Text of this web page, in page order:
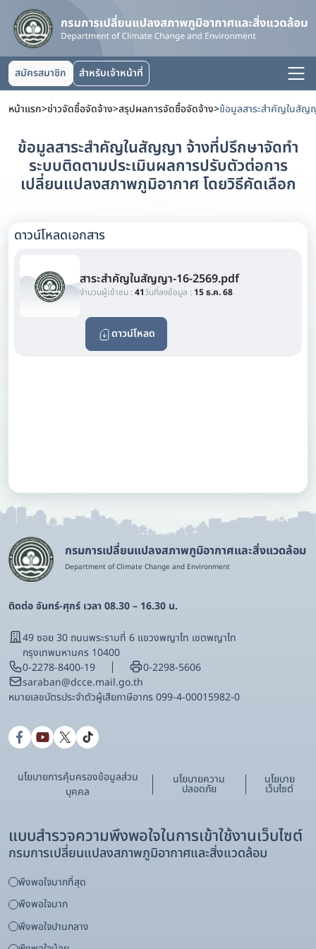
สมัครสมาชิก สำหรับเจ้าหน้าที่
หน้าแรก>ข่าวจัดซื้อจัดจ้าง>สรุปผลการจัดซื้อจัดจ้าง>
ข้อมูลสาระสำคัญในสัญญา จ้างที่ปรึกษาจัดทำ
ระบบติดตามประเมินผลการปรับตัวต่อการ
เปลี่ยนแปลงสภาพภูมิอากาศ โดยวิธีคัดเลือก
ดาวน์โหลดเอกสาร
สาระสำคัญในสัญญา-16-2569.pdf
จำนวนผู้เข้าชม :41วันที่ลงข้อมูล : 15 ธ.ค. 68
ดาวน์โหลด
กรมการเปลี่ยนแปลงสภาพภูมิอากาศและสิ่งแวดล้อม
Department of Climate Change and Environment
ติดต่อ จันทร์-ศุกร์ เวลา 08.30 – 16.30 น.
49 ซอย 30 ถนนพระรามที่ 6 แขวงพญาไท เขตพญาไท
กรุงเทพมหานคร 10400
0-2278-8400-19
0-2298-5606
saraban@dcce.mail.go.th
หมายเลขบัตรประจําตัวผู้เสียภาษีอากร 099-4-00015982-0
นโยบายการคุ้มครองข้อมูลส่วน
บุคคล
นโยบายความ
ปลอดภัย
นโยบาย
เว็บไซต์
แบบสำรวจความพึงพอใจในการเข้าใช้งานเว็บไซต์
กรมการเปลี่ยนแปลงสภาพภูมิอากาศและสิ่งแวดล้อม
พึงพอใจมากที่สุด
พึงพอใจมาก
พึงพอใจปานกลาง